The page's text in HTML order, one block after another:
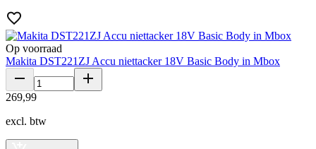
Op voorraad
Makita DST221ZJ Accu niettacker 18V Basic Body in Mbox
269,99
excl. btw